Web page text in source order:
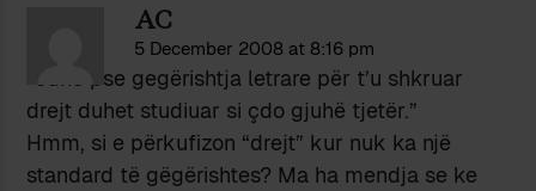
AC
5 December 2008 at 8:16 pm
“edhe pse gegërishtja letrare për t’u shkruar
drejt duhet studiuar si çdo gjuhë tjetër.”
Hmm, si e përkufizon “drejt” kur nuk ka një
standard të gëgërishtes? Ma ha mendja se ke